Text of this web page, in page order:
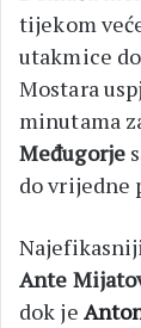
tijekom
utakmice
Mostara
minutama
Međugorje
do vrijedne
Ante
dok je